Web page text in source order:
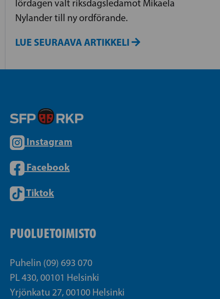
lördagen valt riksdagsledamot Mikaela
Nylander till ny ordförande.
LUE SEURAAVA ARTIKKELI
Instagram
Facebook
Tiktok
PUOLUETOIMISTO
Puhelin (09) 693 070
PL 430, 00101 Helsinki
Yrjönkatu 27, 00100 Helsinki